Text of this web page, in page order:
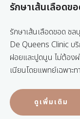
รักษาเส้นเลือดข
รักษาเส้นเลือดขอด ชล
De Queens Clinic บ
ฝอยและปูดนูน ไม่ต้อง
เนียนโดยแพทย์เฉพาะท
ดูเพิ่มเติม